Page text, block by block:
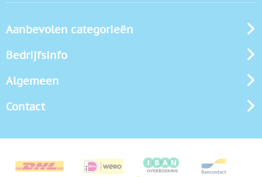
Aanbevolen categorieën
Bedrijfsinfo
Algemeen
Contact